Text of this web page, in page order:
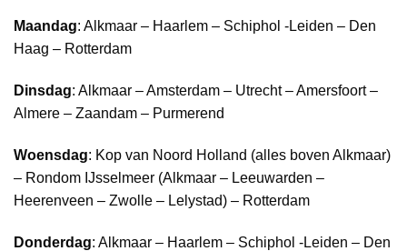
Maandag: Alkmaar – Haarlem – Schiphol -Leiden – Den
Haag – Rotterdam
Dinsdag: Alkmaar – Amsterdam – Utrecht – Amersfoort –
Almere – Zaandam – Purmerend
Woensdag: Kop van Noord Holland (alles boven Alkmaar)
– Rondom IJsselmeer (Alkmaar – Leeuwarden –
Heerenveen – Zwolle – Lelystad) – Rotterdam
Donderdag: Alkmaar – Haarlem – Schiphol -Leiden – Den